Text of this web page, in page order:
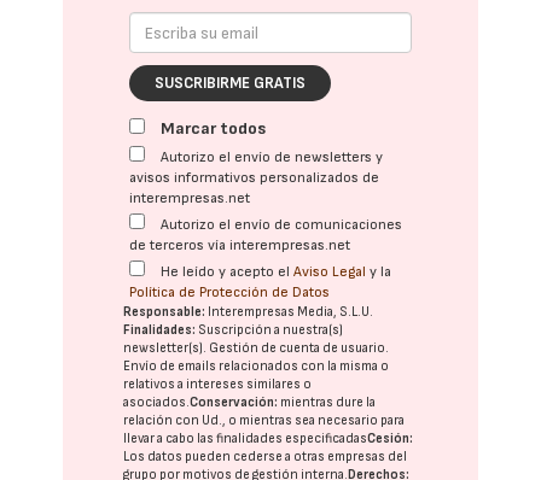
SUSCRIBIRME GRATIS
Marcar todos
Autorizo el envío de newsletters y
avisos informativos personalizados de
interempresas.net
Autorizo el envío de comunicaciones
de terceros vía interempresas.net
He leído y acepto elAviso Legal y la
Política de Protección de Datos
Responsable: Interempresas Media, S.L.U.
Finalidades: Suscripción a nuestra(s)
newsletter(s). Gestión de cuenta de usuario.
Envío de emails relacionados con la misma o
relativos a intereses similares o
asociados.Conservación: mientras dure la
relación con Ud., o mientras sea necesario para
llevar a cabo las finalidades especificadasCesión:
Los datos pueden cederse a otras empresas del
grupo por motivos de gestión interna. Derechos: